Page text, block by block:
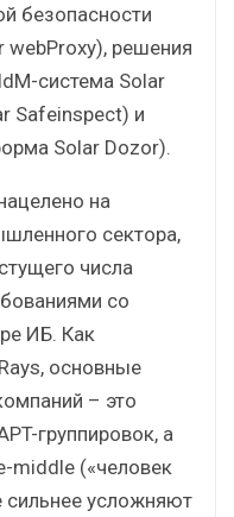
безопасности
webProxy), решения
система Solar
Safeinspect) и
Solar Dozor).
на
сектора,
числа
со
ИБ. Как
основные
– это
группировок, а
middle («человек
усложняют